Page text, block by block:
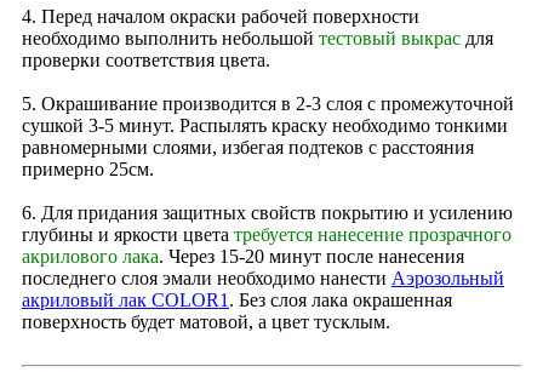
4. Перед началом окраски рабочей поверхности
необходимо выполнить небольшой тестовый выкрас для
проверки соответствия цвета.
5. Окрашивание производится в 2‑3 слоя с промежуточной
сушкой 3-5 минут. Распылять краску необходимо тонкими
равномерными слоями, избегая подтеков с расстояния
примерно 25см.
6. Для придания защитных свойств покрытию и усилению
глубины и яркости цвета требуется нанесение прозрачного
акрилового лака. Через 15‑20 минут после нанесения
последнего слоя эмали необходимо нанести Аэрозольный
акриловый лак COLOR1 . Без слоя лака окрашенная
поверхность будет матовой, а цвет тусклым.